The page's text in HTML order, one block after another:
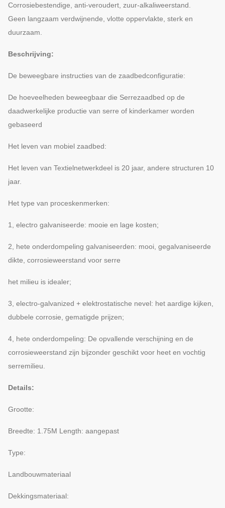
Corrosiebestendige, anti-veroudert, zuur-alkaliweerstand.
Geen langzaam verdwijnende, vlotte oppervlakte, sterk en
duurzaam.
Beschrijving:
De beweegbare instructies van de zaadbedconfiguratie:
De hoeveelheden beweegbaar die Serrezaadbed op de
daadwerkelijke productie van serre of kinderkamer worden
gebaseerd
Het leven van mobiel zaadbed:
Het leven van Textielnetwerkdeel is 20 jaar, andere structuren 10
jaar.
Het type van proceskenmerken:
1, electro galvaniseerde: mooie en lage kosten;
2, hete onderdompeling galvaniseerden: mooi, gegalvaniseerde
dikte, corrosieweerstand voor serre
het milieu is idealer;
3, electro-galvanized + elektrostatische nevel: het aardige kijken,
dubbele corrosie, gematigde prijzen;
4, hete onderdompeling: De opvallende verschijning en de
corrosieweerstand zijn bijzonder geschikt voor heet en vochtig
serremilieu.
Details:
Grootte:
Breedte: 1.75M Length: aangepast
Type:
Landbouwmateriaal
Dekkingsmateriaal: